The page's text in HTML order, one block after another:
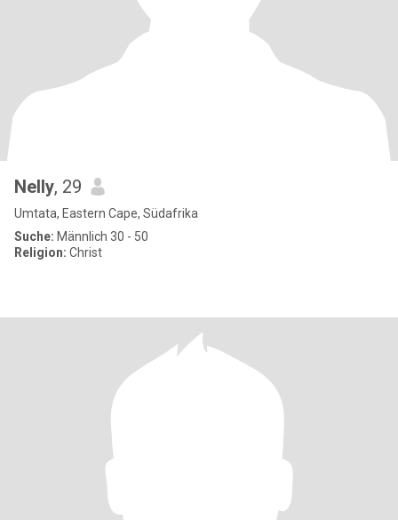
Nelly, 29
Umtata, Eastern Cape, Südafrika
Suche: Männlich 30 - 50
Religion: Christ